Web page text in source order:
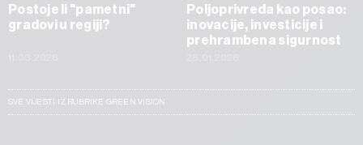
Postoje li "pametni"
gradovi u regiji?
Poljoprivreda kao posao:
inovacije, investicije i
prehrambena sigurnost
SVE VIJESTI IZ RUBRIKE GREEN VISION